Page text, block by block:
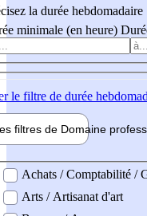
la durée hebdomadaire
minimale (en heure)
le filtre de durée
filtres de Domaine pro
professionel
Achats / Comptabilité /
Arts / Artisanat d'art